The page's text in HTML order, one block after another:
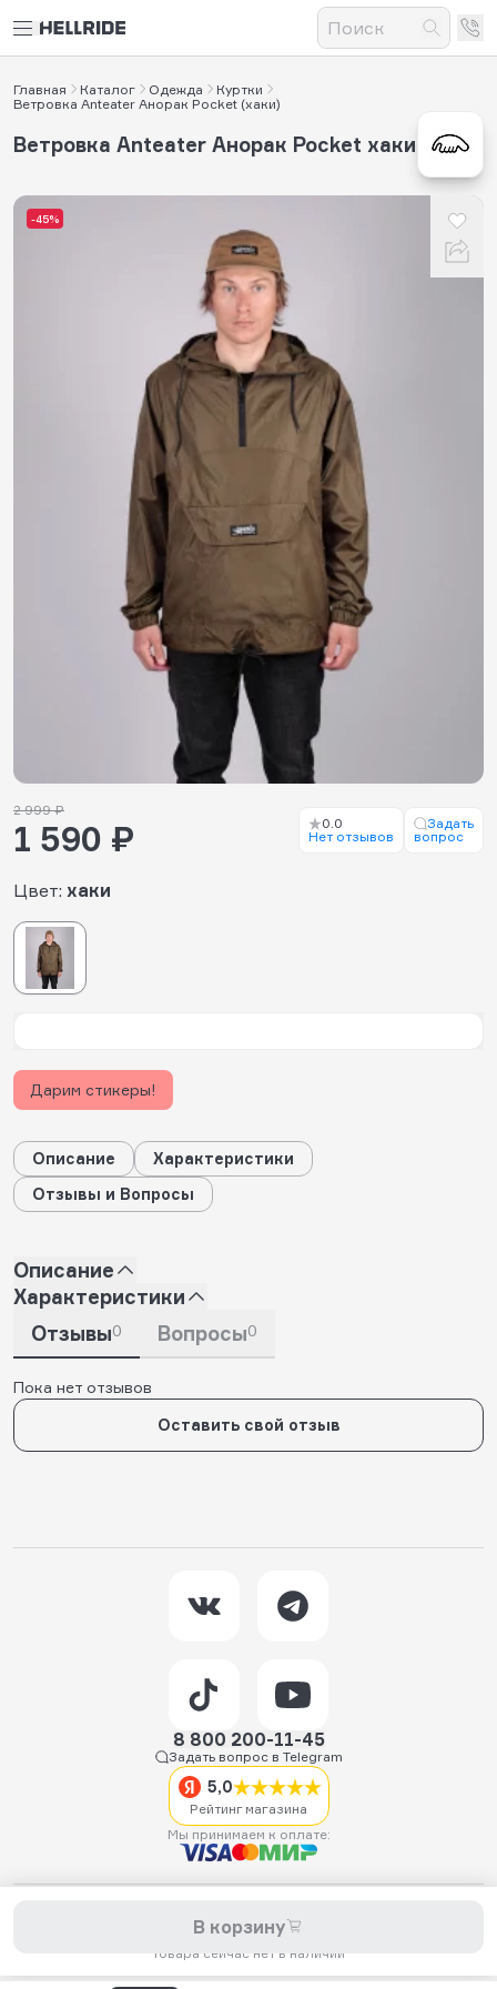
Главная Каталог Одежда
Куртки
Ветровка Anteater Анорак Pocket (хаки)
-45%
Ветровка Anteater Анорак Pocket хаки
Цвет: хаки
2 999 ₽
1 590 ₽
0.0
Нет отзывов
Задать
вопрос
В корзину
Товара сейчас нет в наличии
Дарим стикеры!
Описание
Характеристики
Отзывы и Вопросы
Описание
Характеристики
Отзывы0 Вопросы0
Пока нет отзывов
Оставить свой отзыв
8 800 200-11-45
Задать вопрос в Telegram
5,0
Рейтинг магазина
Мы принимаем к оплате:
самокатов, запчастей для самокатов, аксессуаров, экипировки,
одежды и обуви.